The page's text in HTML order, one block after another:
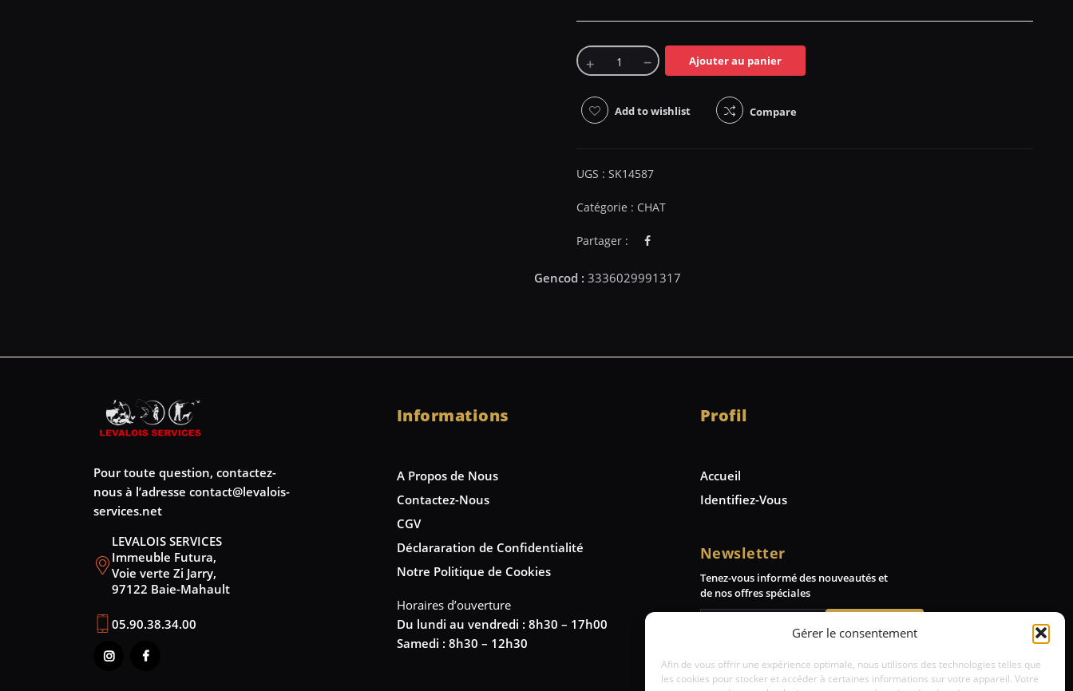
Gérer le consentement
Afin de vous offrir une expérience optimale, nous utilisons des technologies telles que
les cookies pour stocker et accéder à certaines informations sur votre appareil. Votre
Ajouter au panier
Add to wishlist Compare
UGS : SK14587
Catégorie : CHAT
Partager :
Pour toute question, contactez-
nous à l’adresse contact@levalois-
services.net
LEVALOIS SERVICES
Immeuble Futura,
Voie verte Zi Jarry,
97122 Baie-Mahault
05.90.38.34.00
Informations
A Propos de Nous
Contactez-Nous
CGV
Déclararation de Confidentialité
Notre Politique de Cookies
Horaires d’ouverture
Du lundi au vendredi : 8h30 – 17h00
Samedi : 8h30 – 12h30
Profil
Accueil
Identifiez-Vous
Newsletter
Tenez-vous informé des nouveautés et
de nos offres spéciales